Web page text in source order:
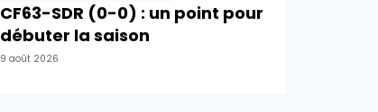
CF63-SDR (0-0) : un point pour
débuter la saison
9 août 2026